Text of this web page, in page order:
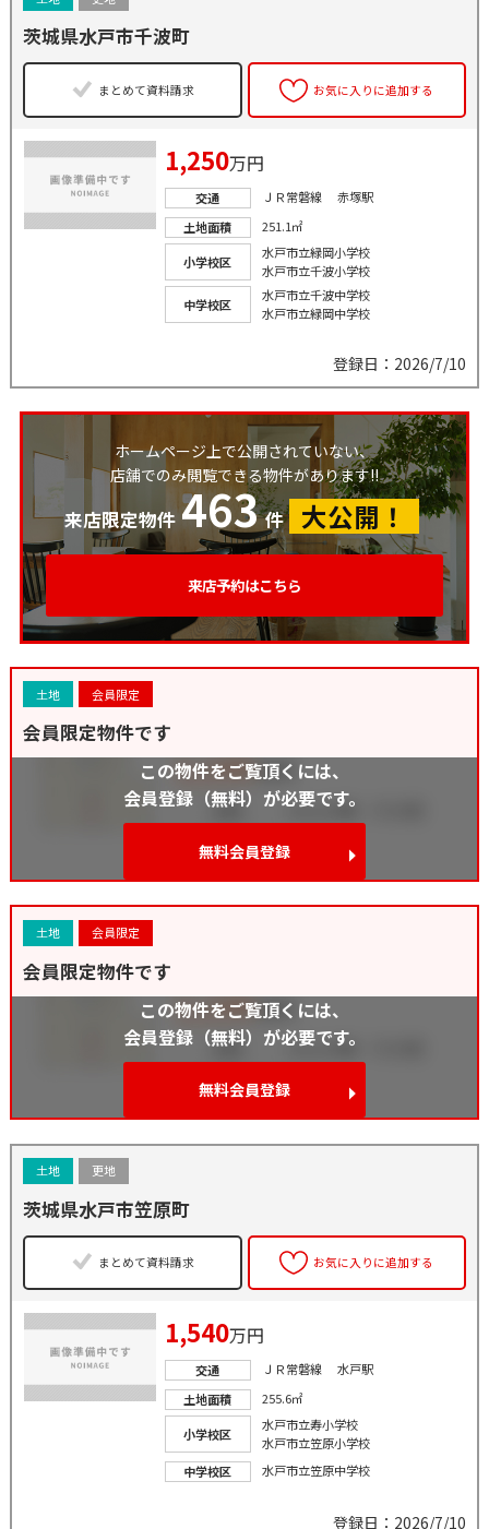
茨城県水戸市千波町
まとめて資料請求 お気に入りに追加する
1,250万円
交通
ＪＲ常磐線 赤塚駅
土地面積
251.1㎡
小学校区
水戸市立緑岡小学校
水戸市立千波小学校
中学校区
水戸市立千波中学校
水戸市立緑岡中学校
登録日：2026/7/10
ホームページ上で公開されていない、
店舗でのみ閲覧できる物件があります!!
来店限定物件 463 件 大公開！
来店予約はこちら
土地 会員限定
会員限定物件です
この物件をご覧頂くには、
会員登録（無料）が必要です。
無料会員登録
土地 会員限定
会員限定物件です
この物件をご覧頂くには、
会員登録（無料）が必要です。
無料会員登録
土地 更地
茨城県水戸市笠原町
まとめて資料請求 お気に入りに追加する
1,540万円
交通
ＪＲ常磐線 水戸駅
土地面積
255.6㎡
小学校区
水戸市立寿小学校
水戸市立笠原小学校
中学校区
水戸市立笠原中学校
登録日：2026/7/10